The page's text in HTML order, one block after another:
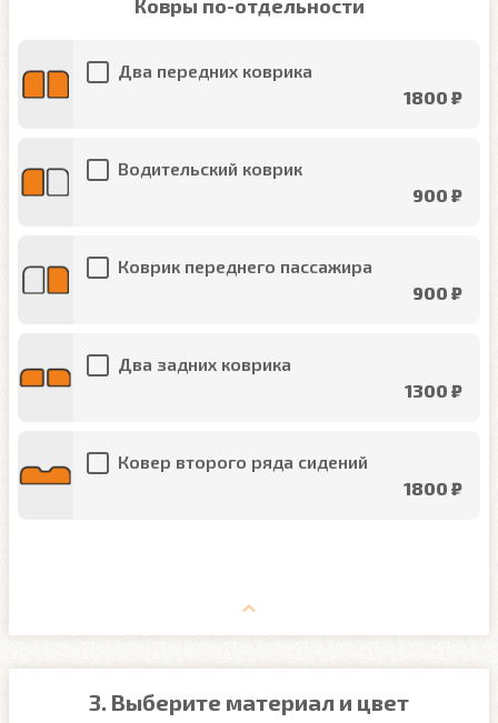
Ковры по-отдельности
Два передних коврика
1800 ₽
Водительский коврик
900 ₽
Коврик переднего пассажира
900 ₽
Два задних коврика
1300 ₽
Ковер второго ряда сидений
1800 ₽
3. Выберите материал и цвет